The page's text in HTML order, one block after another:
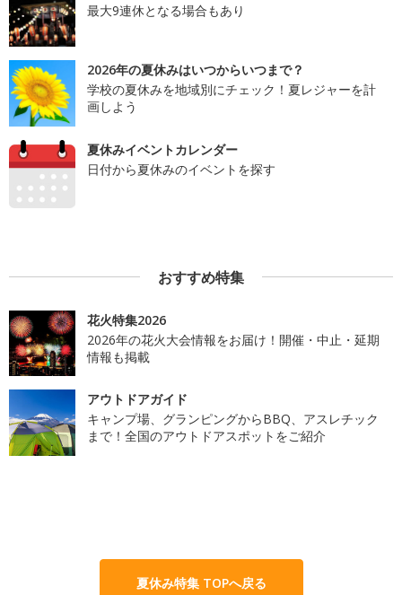
最大9連休となる場合もあり
2026年の夏休みはいつからいつまで？
学校の夏休みを地域別にチェック！夏レジャーを計
画しよう
夏休みイベントカレンダー
日付から夏休みのイベントを探す
おすすめ特集
花火特集2026
2026年の花火大会情報をお届け！開催・中止・延期
情報も掲載
アウトドアガイド
キャンプ場、グランピングからBBQ、アスレチック
まで！全国のアウトドアスポットをご紹介
夏休み特集 TOPへ戻る